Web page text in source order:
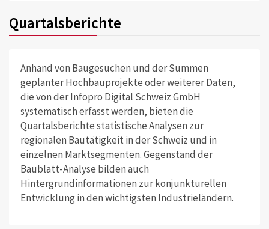
Quartalsberichte
Anhand von Baugesuchen und der Summen
geplanter Hochbauprojekte oder weiterer Daten,
die von der Infopro Digital Schweiz GmbH
systematisch erfasst werden, bieten die
Quartalsberichte statistische Analysen zur
regionalen Bautätigkeit in der Schweiz und in
einzelnen Marktsegmenten. Gegenstand der
Baublatt-Analyse bilden auch
Hintergrundinformationen zur konjunkturellen
Entwicklung in den wichtigsten Industrieländern.